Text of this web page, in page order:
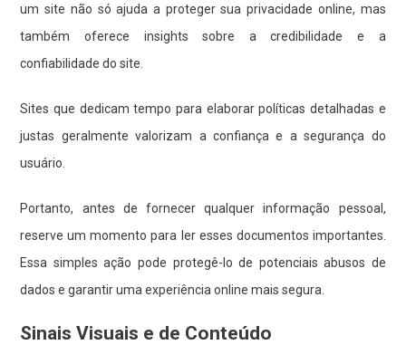
um site não só ajuda a proteger sua privacidade online, mas
também oferece insights sobre a credibilidade e a
confiabilidade do site.
Sites que dedicam tempo para elaborar políticas detalhadas e
justas geralmente valorizam a confiança e a segurança do
usuário.
Portanto, antes de fornecer qualquer informação pessoal,
reserve um momento para ler esses documentos importantes.
Essa simples ação pode protegê-lo de potenciais abusos de
dados e garantir uma experiência online mais segura.
Sinais Visuais e de Conteúdo